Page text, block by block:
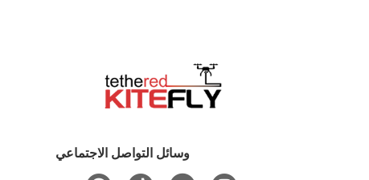
وسائل التواصل الاجتماعي